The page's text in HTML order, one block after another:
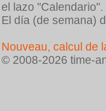
el lazo
El día (de semana)
Nouveau, calcul de
© 2008-2026 time-